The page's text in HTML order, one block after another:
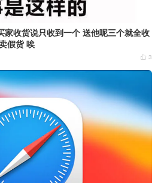
家收货说只收到一个 送他呢三个就全收
假货 唉
 3